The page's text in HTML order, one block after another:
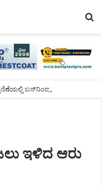
ಇಳಿದ ಆರು